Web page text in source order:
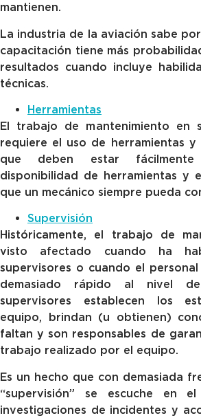
mantienen.
La industria de la aviación sabe
capacitación tiene más
resultados cuando incluye
técnicas.
Herramientas
El trabajo de mantenimiento en
requiere el uso de herramientas y
que deben estar fácilmente
disponibilidad de herramientas y
que un mecánico siempre pueda
Supervisión
Históricamente, el trabajo de
visto afectado cuando ha
supervisores o cuando el
demasiado rápido al nivel
supervisores establecen los
equipo, brindan (u obtienen)
faltan y son responsables de
trabajo realizado por el equipo.
Es un hecho que con demasiada
“supervisión” se escuche en
investigaciones de incidentes y